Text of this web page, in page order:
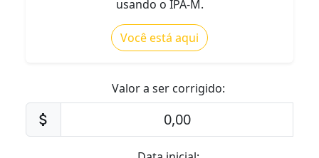
usando o IPA-M.
Você está aqui
Valor a ser corrigido:
attach_money